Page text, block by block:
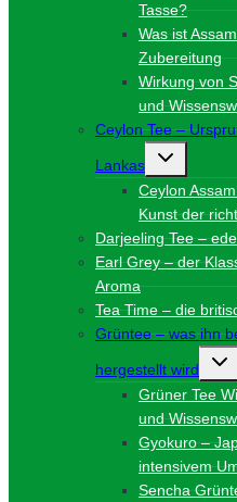
Tasse?
Was ist
Zubereitung
Wirkung von
und
Ceylon Tee –
Lankas
Untermenü
Ceylon
Kunst der
Darjeeling Tee –
Earl Grey – der
Aroma
Tea Time – die
Grüntee – was ihn
hergestellt wird
Grüner Tee
und
Gyokuro –
intensivem
Sencha